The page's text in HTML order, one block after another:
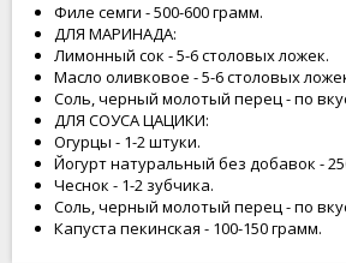
Филе семги - 500-600 грамм.
ДЛЯ МАРИНАДА:
Лимонный сок - 5-6 столовых ложек.
Масло оливковое - 5-6 столовых
Соль, черный молотый перец - по
ДЛЯ СОУСА ЦАЦИКИ:
Огурцы - 1-2 штуки.
Йогурт натуральный без добавок -
Чеснок - 1-2 зубчика.
Соль, черный молотый перец - по
Капуста пекинская - 100-150 грамм.